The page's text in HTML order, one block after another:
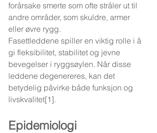
forårsake smerte som ofte stråler ut til
andre områder, som skuldre, armer
eller øvre rygg.
Fasettleddene spiller en viktig rolle i å
gi fleksibilitet, stabilitet og jevne
bevegelser i ryggsøylen. Når disse
leddene degenereres, kan det
betydelig påvirke både funksjon og
livskvalitet[1].
Epidemiologi